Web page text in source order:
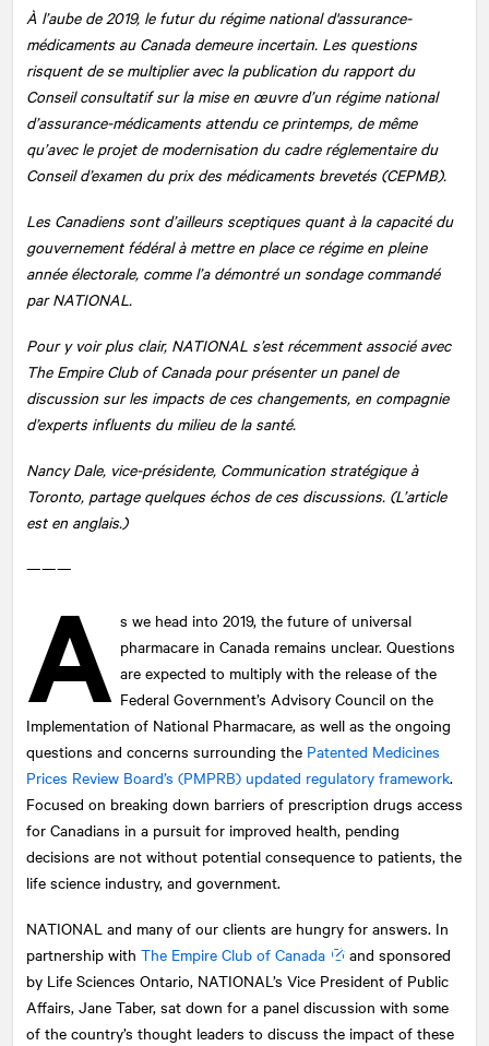
À l’aube de 2019, le futur du régime national d'assurance-
médicaments au Canada demeure incertain. Les questions
risquent de se multiplier avec la publication du rapport du
Conseil consultatif sur la mise en œuvre d’un régime national
d’assurance-médicaments attendu ce printemps, de même
qu’avec le projet de modernisation du cadre réglementaire du
Conseil d’examen du prix des médicaments brevetés (CEPMB).
Les Canadiens sont d’ailleurs sceptiques quant à la capacité du
gouvernement fédéral à mettre en place ce régime en pleine
année électorale, comme l’a démontré un sondage commandé
parNATIONAL.
Pour y voir plus clair, NATIONAL s’est récemment associé avec
The Empire Club of Canada pour présenter un panel de
discussion sur les impacts de ces changements, en compagnie
d’experts influents du milieu de la santé.
Nancy Dale, vice-présidente, Communication stratégique à
Toronto, partage quelques échos de ces discussions. (L’article
est en anglais.)
———
A s we head into 2019, the future of universal
pharmacare in Canada remains unclear. Questions
are expected to multiply with the release of the
Federal Government’s Advisory Council on the
Implementation of National Pharmacare, as well as the ongoing
questions and concerns surrounding the Patented Medicines
Prices Review Board’s (PMPRB) updated regulatory framework.
Focused on breaking down barriers of prescription drugs access
for Canadians in a pursuit for improved health, pending
decisions are not without potential consequence to patients, the
life science industry, and government.
NATIONAL and many of our clients are hungry for answers. In
partnership with The Empire Club of Canada
and sponsored
by Life Sciences Ontario, NATIONAL’s Vice President of Public
Affairs, Jane Taber, sat down for a panel discussion with some
of the country’s thought leaders to discuss the impact of these